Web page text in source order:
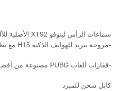
سماعات الرأس لينوفو XT92 الأصلية للألعاب بتقنية البلوتوث
-مروحة تبريد للهواتف الذكية H15 مع بطارية
-قفازات ألعاب PUBG مصنوعة من أفضل أنواع الألياف
كابل شحن للمبرد